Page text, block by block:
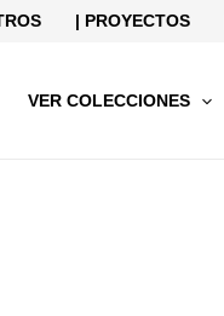
| PROYECTOS
VER COLECCIONES